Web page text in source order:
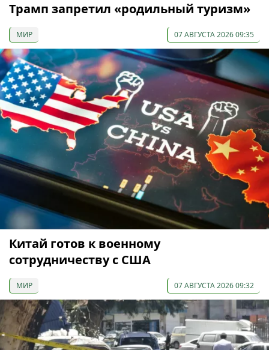
Трамп запретил «родильный туризм»
МИР 07 АВГУСТА 2026 09:35
Китай готов к военному
сотрудничеству с США
МИР 07 АВГУСТА 2026 09:32